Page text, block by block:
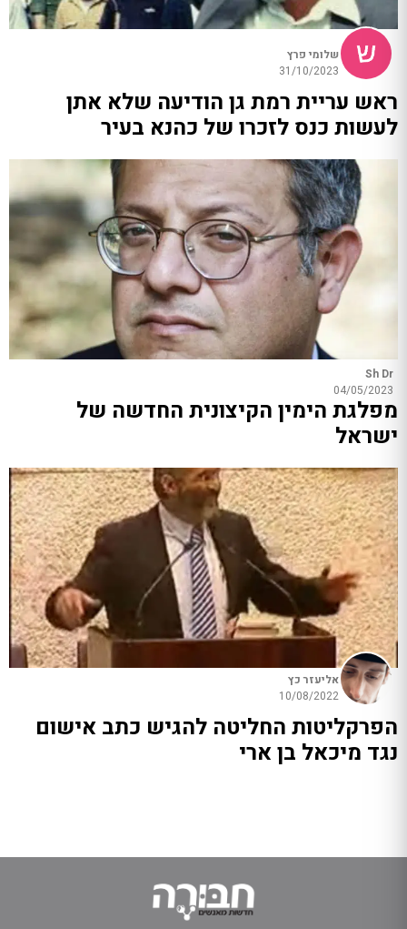
שלומי פרץ
31/10/2023
ראש עריית רמת גן הודיעה שלא אתן
לעשות כנס לזכרו של כהנא בעיר
Sh Dr
04/05/2023
מפלגת הימין הקיצונית החדשה של
ישראל
אליעזר כץ
10/08/2022
הפרקליטות החליטה להגיש כתב אישום
נגד מיכאל בן ארי